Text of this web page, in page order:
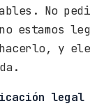
No
estamos
y
legal